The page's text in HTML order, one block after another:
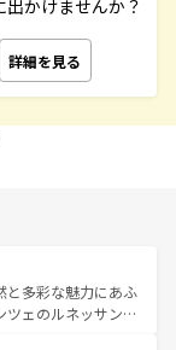
かけませんか？
詳細を見る
と多彩な魅力にあふ
ツェのルネッサンス